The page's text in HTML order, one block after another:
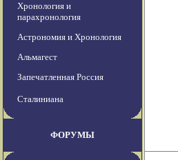
Хронология и
парахронология
Астрономия и Хронология
Альмагест
Запечатленная Россия
Сталиниана
ФОРУМЫ